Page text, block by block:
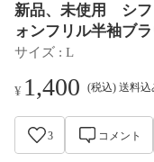
新品、未使用 シフ
ォンフリル半袖ブ
サイズ : L
¥ 1,400 (税込) 送料込
3 コメント